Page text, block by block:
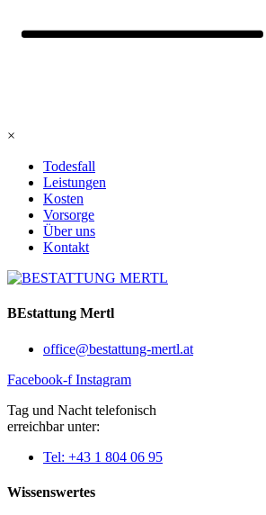
×
Todesfall
Leistungen
Kosten
Vorsorge
Über uns
Kontakt
BEstattung Mertl
office@bestattung-mertl.at
Facebook-f Instagram
Tag und Nacht telefonisch
erreichbar unter:
Tel: +43 1 804 06 95
Wissenswertes